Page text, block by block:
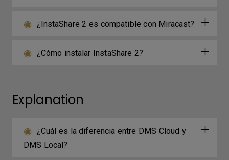
¿InstaShare 2 es compatible con Miracast?
¿Cómo instalar InstaShare 2?
Explanation
¿Cuál es la diferencia entre DMS Cloud y
DMS Local?